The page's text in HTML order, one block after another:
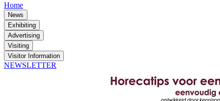
Home
News
Exhibiting
Advertising
Visiting
Visitor Information
NEWSLETTER